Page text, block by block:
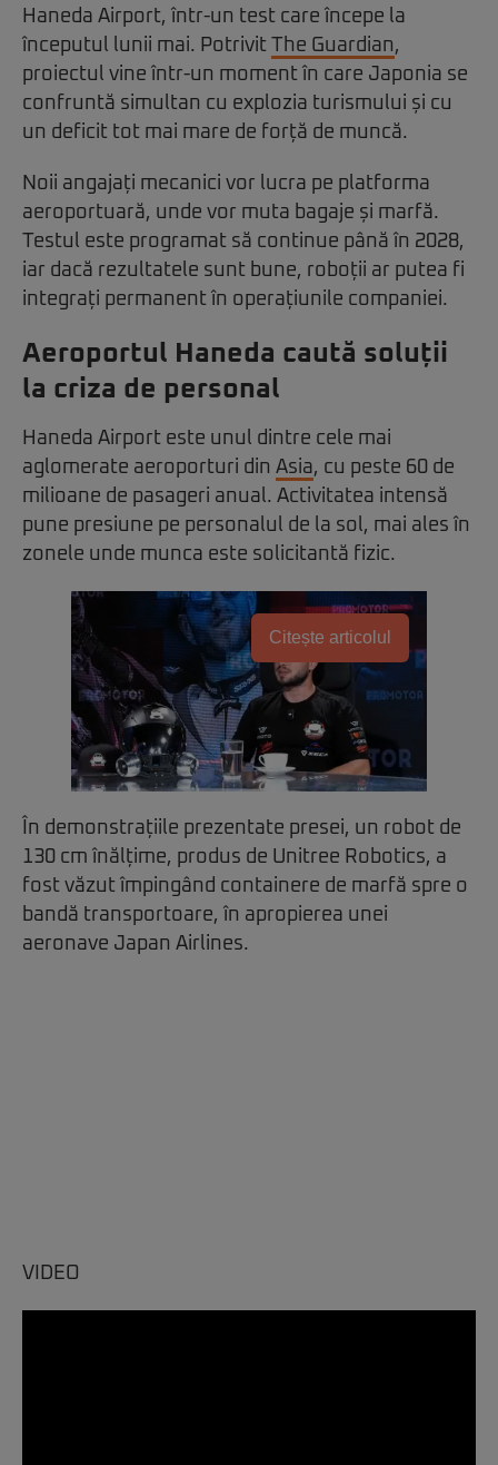
Haneda Airport, într-un test care începe la
începutul lunii mai. Potrivit
The Guardian,
proiectul vine într-un moment în care Japonia se
confruntă simultan cu explozia turismului și cu
un deficit tot mai mare de forță de muncă.
Noii angajați mecanici vor lucra pe platforma
aeroportuară, unde vor muta bagaje și marfă.
Testul este programat să continue până în 2028,
iar dacă rezultatele sunt bune, roboții ar putea fi
integrați permanent în operațiunile companiei.
Aeroportul Haneda caută soluții
la criza de personal
Haneda Airport este unul dintre cele mai
aglomerate aeroporturi din Asia, cu peste 60 de
milioane de pasageri anual. Activitatea intensă
pune presiune pe personalul de la sol, mai ales în
zonele unde munca este solicitantă fizic.
Citește articolul
În demonstrațiile prezentate presei, un robot de
130 cm înălțime, produs de Unitree Robotics, a
fost văzut împingând containere de marfă spre o
bandă transportoare, în apropierea unei
aeronave Japan Airlines.
VIDEO